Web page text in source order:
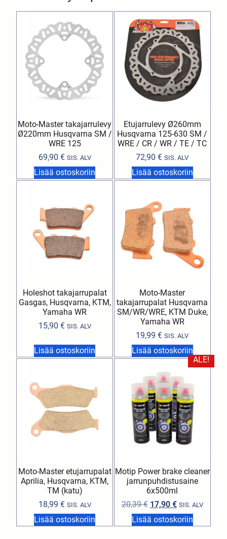
Moto-Master takajarrulevy
Ø220mm Husqvarna SM /
WRE 125
69,90 € SIS. ALV
Lisää ostoskoriin
Etujarrulevy Ø260mm
Husqvarna 125-630 SM /
WRE / CR / WR / TE / TC
72,90€ SIS. ALV
Lisää ostoskoriin
Holeshot takajarrupalat
Gasgas, Husqvarna, KTM,
Yamaha WR
15,90 € SIS. ALV
Lisää ostoskoriin
Moto-Master
takajarrupalat Husqvarna
SM/WR/WRE, KTM Duke,
Yamaha WR
19,99€ SIS. ALV
Lisää ostoskoriin
Moto-Master etujarrupalat
Aprilia, Husqvarna, KTM,
TM (katu)
18,99 € SIS. ALV
Lisää ostoskoriin
ALE!
Motip Power brake cleaner
jarrunpuhdistusaine
6x500ml
20,39€ 17,90 € SIS. ALV
Lisää ostoskoriin